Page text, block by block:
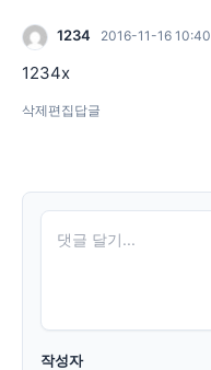
1234 2016-11-16 10:40
1234x
삭제편집 답글
작성자